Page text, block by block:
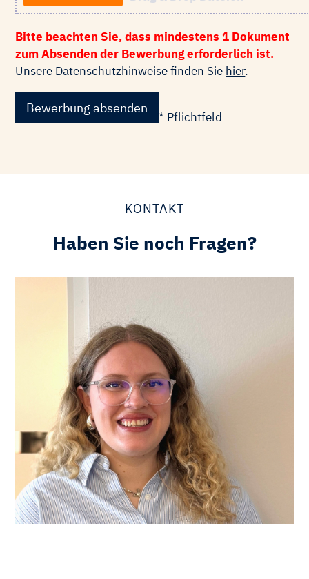
Bitte beachten Sie, dass mindestens 1 Dokument
zum Absenden der Bewerbung erforderlich ist.
Unsere Datenschutzhinweise finden Sie hier.
Bewerbung absenden
* Pflichtfeld
KONTAKT
Haben Sie noch Fragen?